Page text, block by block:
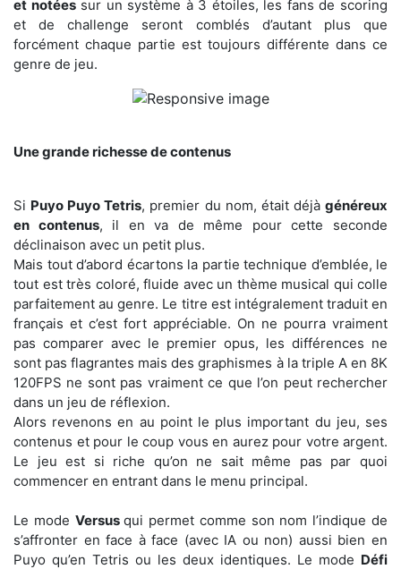
et notéessur un système à 3 étoiles, les fans de scoring
et de challenge seront comblés d’autant plus que
forcément chaque partie est toujours différente dans ce
genre de jeu.
Une grande richesse de contenus
Si Puyo Puyo Tetris, premier du nom, était déjàgénéreux
en contenus, il en va de même pour cette seconde
déclinaison avec un petit plus.
Mais tout d’abord écartons la partie technique d’emblée, le
tout est très coloré, fluide avec un thème musical qui colle
parfaitement au genre. Le titre est intégralement traduit en
français et c’est fort appréciable. On ne pourra vraiment
pas comparer avec le premier opus, les différences ne
sont pas flagrantes mais des graphismes à la triple A en 8K
120FPS ne sont pas vraiment ce que l’on peut rechercher
dans un jeu de réflexion.
Alors revenons en au point le plus important du jeu, ses
contenus et pour le coup vous en aurez pour votre argent.
Le jeu est si riche qu’on ne sait même pas par quoi
commencer en entrant dans le menu principal.
Le mode Versusqui permet comme son nom l’indique de
s’affronter en face à face (avec IA ou non) aussi bien en
Puyo qu’en Tetris ou les deux identiques. Le mode Défi